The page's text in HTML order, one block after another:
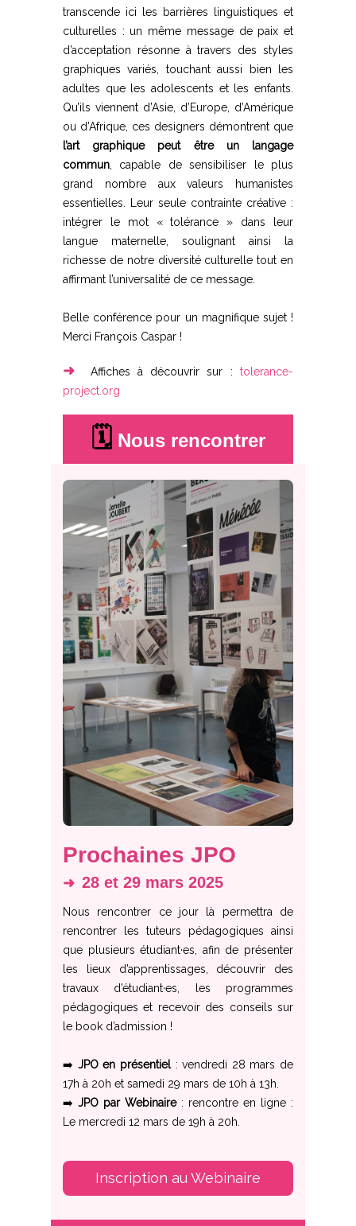
transcende ici les barrières linguistiques et
culturelles : un même message de paix et
d’acceptation résonne à travers des styles
graphiques variés, touchant aussi bien les
adultes que les adolescents et les enfants.
Qu’ils viennent d’Asie, d’Europe, d’Amérique
ou d’Afrique, ces designers démontrent que
l’art graphique peut être un langage
commun , capable de sensibiliser le plus
grand nombre aux valeurs humanistes
essentielles. Leur seule contrainte créative :
intégrer le mot « tolérance » dans leur
langue maternelle, soulignant ainsi la
richesse de notre diversité culturelle tout en
affirmant l’universalité de ce message.
Belle conférence pour un magnifique sujet !
Merci François Caspar !
➜ Affiches à découvrir sur :tolerance-
project.org
🗓️ Nous rencontrer
Prochaines JPO
➜ 28 et 29 mars 2025
Nous rencontrer ce jour là permettra de
rencontrer les tuteurs pédagogiques ainsi
que plusieurs étudiant·es, afin de présenter
les lieux d’apprentissages, découvrir des
travaux d’étudiant·es, les programmes
pédagogiques et recevoir des conseils sur
le book d’admission !
➡️ JPO en présentiel : vendredi 28 mars de
17h à 20h et samedi 29 mars de 10h à 13h.
➡️ JPO par Webinaire: rencontre en ligne :
Le mercredi 12 mars de 19h à 20h.
Inscription au Webinaire